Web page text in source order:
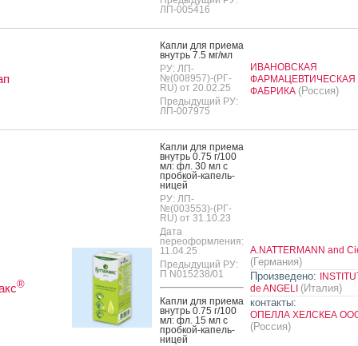
ЛП-005416
Кап­ли для при­ема
внутрь 7.5 мг/мл
РУ: ЛП-
№(008957)-(РГ-
RU) от 20.02.25
Предыдущий РУ:
ЛП-007975
ИВАНОВСКАЯ
ФАРМАЦЕВТИЧЕСКАЯ
ФАБРИКА (Россия)
®
Кап­ли для при­ема
внутрь 0.75 г/100
мл: фл. 30 мл с
проб­кой-ка­пель­
ни­цей
РУ: ЛП-
№(003553)-(РГ-
RU) от 31.10.23
Дата
переоформления:
11.04.25
Предыдущий РУ:
П N015238/01
Кап­ли для при­ема
внутрь 0.75 г/100
мл: фл. 15 мл с
проб­кой-ка­пель­
ни­цей
A.NATTERMANN and
(Германия)
Произведено:
de ANGELI (Италия)
контакты:
ОПЕЛЛА ХЕЛСКЕА
(Россия)